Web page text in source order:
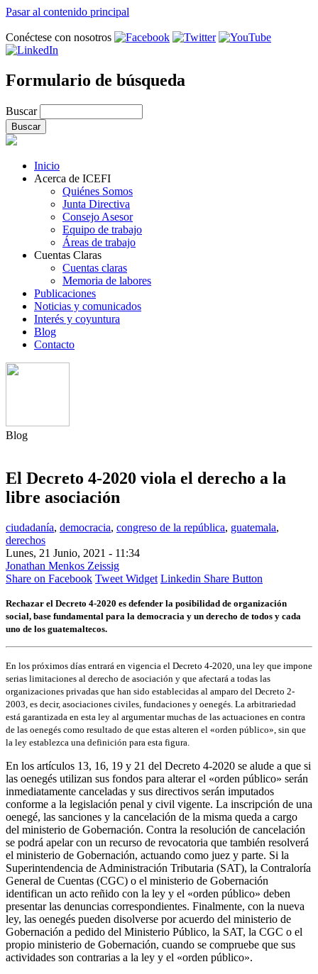
Pasar al contenido principal
Conéctese con nosotros
Formulario de búsqueda
Buscar
Inicio
Acerca de ICEFI
Quiénes Somos
Junta Directiva
Consejo Asesor
Equipo de trabajo
Áreas de trabajo
Cuentas Claras
Cuentas claras
Memoria de labores
Publicaciones
Noticias y comunicados
Interés y coyuntura
Blog
Contacto
Blog
El Decreto 4-2020 viola el derecho a la
libre asociación
ciudadanía, democracia, congreso de la república, guatemala,
derechos
Lunes, 21 Junio, 2021 - 11:34
Jonathan Menkos Zeissig
Share on Facebook Tweet Widget Linkedin Share Button
Rechazar el Decreto 4-2020 es defender la posibilidad de organización
social, base fundamental para la democracia y un derecho de todos y cada
uno de los guatemaltecos.
En los próximos días entrará en vigencia el Decreto 4-2020, una ley que impone
serias limitaciones al derecho de asociación y que afectará a todas las
organizaciones privadas que han sido establecidas al amparo del Decreto 2-
2003, es decir, asociaciones civiles, fundaciones y oenegés. La arbitrariedad
está garantizada en esta ley al argumentar muchas de las actuaciones en contra
de las oenegés como resultado de que estas alteren el «orden público», sin que
la ley establezca una definición para esta figura.
En los artículos 13, 16, 19 y 21 del Decreto 4-2020 se alude a que si
las oenegés utilizan sus fondos para alterar el «orden público» serán
inmediatamente canceladas y sus directivos serán imputados
conforme a la legislación penal y civil vigente. La inscripción de una
oenegé, las sanciones y la cancelación de la misma queda a cargo
del ministerio de Gobernación. Contra la resolución de cancelación
se podrá apelar con un recurso de revocatoria que también resolverá
el ministerio de Gobernación, actuando como juez y parte. Si la
Superintendencia de Administración Tributaria (SAT), la Contraloría
General de Cuentas (CGC) o el ministerio de Gobernación
identifican un acto reñido con la ley y el «orden público» deben
presentar las denuncias correspondientes. Finalmente, con la nueva
ley, las oenegés pueden disolverse por acuerdo del ministerio de
Gobernación a pedido del Ministerio Público, la SAT, la CGC o el
propio ministerio de Gobernación, cuando se compruebe que sus
actividades son contrarias a la ley y el «orden público».